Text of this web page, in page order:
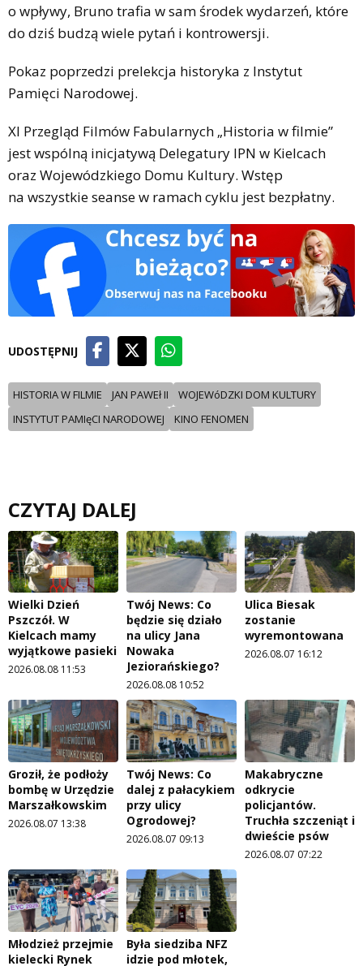
o wpływy, Bruno trafia w sam środek wydarzeń, które
do dziś budzą wiele pytań i kontrowersji.
Pokaz poprzedzi prelekcja historyka z Instytut
Pamięci Narodowej.
XI Przegląd Filmów Fabularnych „Historia w filmie”
jest wspólną inicjatywą Delegatury IPN w Kielcach
oraz Wojewódzkiego Domu Kultury. Wstęp
na wszystkie seanse w ramach cyklu jest bezpłatny.
UDOSTĘPNIJ
HISTORIA W FILMIE JAN PAWEł II
WOJEWóDZKI DOM KULTURY
INSTYTUT PAMIęCI NARODOWEJ
KINO FENOMEN
CZYTAJ DALEJ
Wielki Dzień
Pszczół. W
Kielcach mamy
wyjątkowe pasieki
2026.08.08 11:53
Twój News: Co
będzie się działo
na ulicy Jana
Nowaka
Jeziorańskiego?
2026.08.08 10:52
Ulica Biesak
zostanie
wyremontowana
2026.08.07 16:12
Groził, że podłoży
bombę w Urzędzie
Marszałkowskim
2026.08.07 13:38
Twój News: Co
dalej z pałacykiem
przy ulicy
Ogrodowej?
2026.08.07 09:13
Makabryczne
odkrycie
policjantów.
Truchła szczeniąt i
dwieście psów
2026.08.07 07:22
Młodzież przejmie
kielecki Rynek
Była siedziba NFZ
idzie pod młotek,